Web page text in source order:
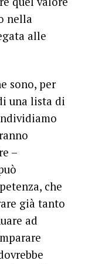
nella
alle
sono, per
una lista di
–
che
già tanto
ad